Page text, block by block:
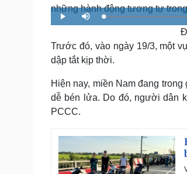
những hành động tương tự
P
l
M
u
L
o
e
d
8
%
Trước đó, vào ngày 19/3, một
dập tắt kịp thời.
Hiện nay, miền Nam đang
dễ bén lửa. Do đó, người dân
PCCC.